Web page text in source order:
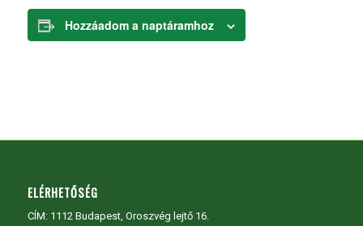
Hozzáadom a naptáramhoz
ELÉRHETŐSÉG
CÍM: 1112 Budapest, Oroszvég lejtő 16.